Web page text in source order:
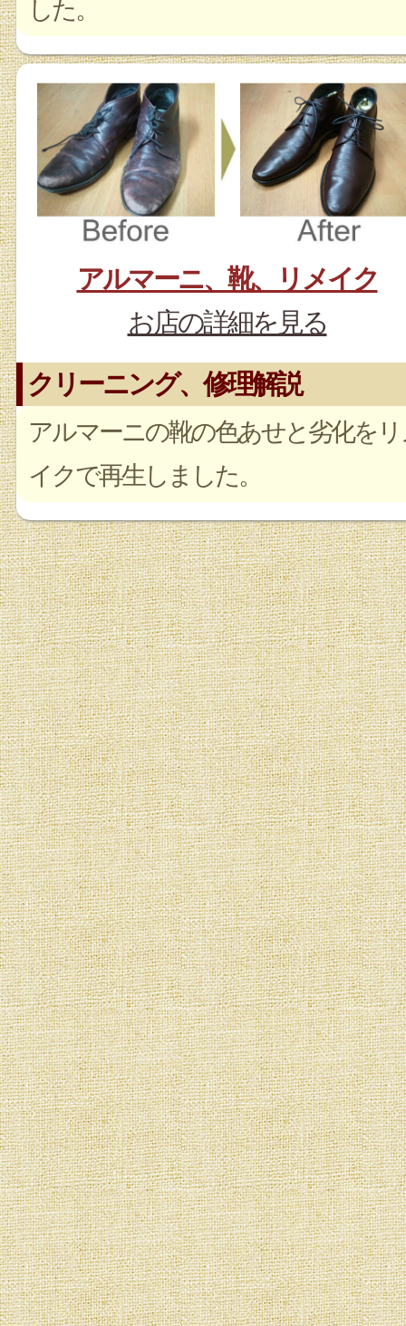
した。
アルマーニ、靴、リメイク
お店の詳細を見る
クリーニング、修理解説
アルマーニの靴の色あせと劣化を
イクで再生しました。